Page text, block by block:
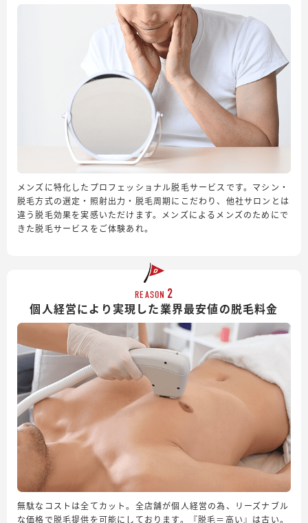
メンズに特化したプロフェッショナル脱毛サービスです。マシン・
脱毛方式の選定・照射出力・脱毛周期にこだわり、他社サロンとは
違う脱毛効果を実感いただけます。メンズによるメンズのためにで
きた脱毛サービスをご体験あれ。
REASON 2
個人経営により実現した業界最安値の脱毛料金
無駄なコストは全てカット。全店舗が個人経営の為、リーズナブル
な価格で脱毛提供を可能にしております。『脱毛＝高い』は古い。